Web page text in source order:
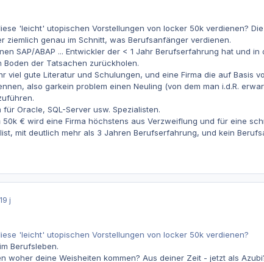
'leicht' utopischen Vorstellungen von locker 50k verdienen?
ziemlich genau im Schnitt, was Berufsanfänger verdienen.
SAP/ABAP ... Entwickler der < 1 Jahr Berufserfahrung hat und
der Tatsachen zurückholen.
viel gute Literatur und Schulungen, und eine Firma die auf Basis
also garkein problem einen Neuling (von dem man i.d.R.
Oracle, SQL-Server usw. Spezialisten.
50k € wird eine Firma höchstens aus Verzweiflung und für eine
mit deutlich mehr als 3 Jahren Berufserfahrung, und kein
19 j
'leicht' utopischen Vorstellungen von locker 50k verdienen?
Berufsleben.
woher deine Weisheiten kommen? Aus deiner Zeit - jetzt als